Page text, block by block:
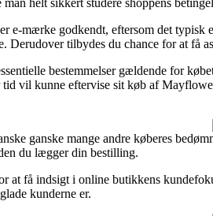
e-mærke godkendt, eftersom det
Derudover tilbydes du chance for at få
bestemmelser gældende for
tid vil kunne eftervise sit køb af
ganske mange andre køberes
du lægger din bestilling.
at få indsigt i online butikkens
kunderne er.